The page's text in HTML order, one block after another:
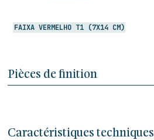
FAIXA VERMELHO T1 (7X14 CM)
Pièces de finition
Caractéristiques techniques